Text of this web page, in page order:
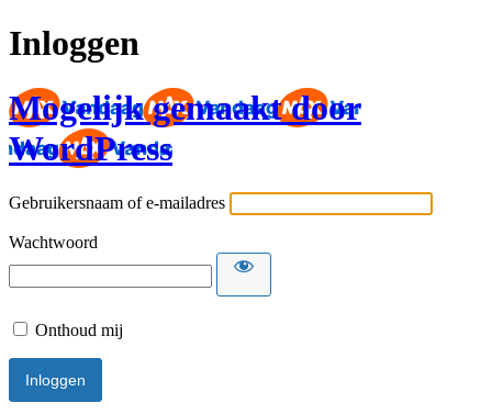
Inloggen
Mogelijk gemaakt door
WordPress
Gebruikersnaam of e-mailadres
Wachtwoord
Onthoud mij